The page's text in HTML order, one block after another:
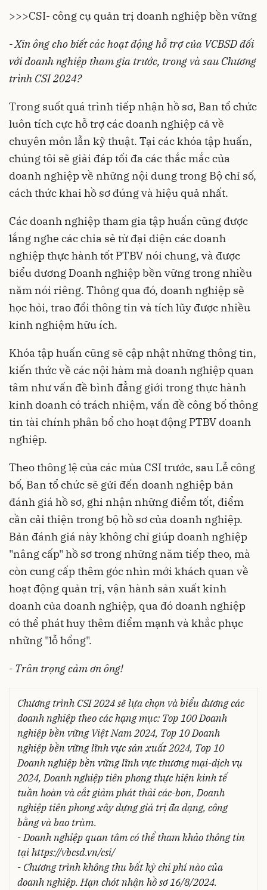
>>>CSI- công cụ quản trị doanh nghiệp bền vững
- Xin ông cho biết các hoạt động hỗ trợ của VCBSD đối
với doanh nghiệp tham gia trước, trong và sau Chương
trình CSI 2024?
Trong suốt quá trình tiếp nhận hồ sơ, Ban tổ chức
luôn tích cực hỗ trợ các doanh nghiệp cả về
chuyên môn lẫn kỹ thuật. Tại các khóa tập huấn,
chúng tôi sẽ giải đáp tối đa các thắc mắc của
doanh nghiệp về những nội dung trong Bộ chỉ số,
cách thức khai hồ sơ đúng và hiệu quả nhất.
Các doanh nghiệp tham gia tập huấn cũng được
lắng nghe các chia sẻ từ đại diện các doanh
nghiệp thực hành tốt PTBV nói chung, và được
biểu dương Doanh nghiệp bền vững trong nhiều
năm nói riêng. Thông qua đó, doanh nghiệp sẽ
học hỏi, trao đổi thông tin và tích lũy được nhiều
kinh nghiệm hữu ích.
Khóa tập huấn cũng sẽ cập nhật những thông tin,
kiến thức về các nội hàm mà doanh nghiệp quan
tâm như vấn đề bình đẳng giới trong thực hành
kinh doanh có trách nhiệm, vấn đề công bố thông
tin tài chính phân bổ cho hoạt động PTBV doanh
nghiệp.
Theo thông lệ của các mùa CSI trước, sau Lễ công
bố, Ban tổ chức sẽ gửi đến doanh nghiệp bản
đánh giá hồ sơ, ghi nhận những điểm tốt, điểm
cần cải thiện trong bộ hồ sơ của doanh nghiệp.
Bản đánh giá này không chỉ giúp doanh nghiệp
"nâng cấp" hồ sơ trong những năm tiếp theo, mà
còn cung cấp thêm góc nhìn mới khách quan về
hoạt động quản trị, vận hành sản xuất kinh
doanh của doanh nghiệp, qua đó doanh nghiệp
có thể phát huy thêm điểm mạnh và khắc phục
những "lỗ hổng".
- Trân trọng cảm ơn ông!
Chương trình CSI 2024 sẽ lựa chọn và biểu dương các
doanh nghiệp theo các hạng mục: Top 100 Doanh
nghiệp bền vững Việt Nam 2024, Top 10 Doanh
nghiệp bền vững lĩnh vực sản xuất 2024, Top 10
Doanh nghiệp bền vững lĩnh vực thương mại-dịch vụ
2024, Doanh nghiệp tiên phong thực hiện kinh tế
tuần hoàn và cắt giảm phát thải các-bon, Doanh
nghiệp tiên phong xây dựng giá trị đa dạng, công
bằng và bao trùm.
- Doanh nghiệp quan tâm có thể tham khảo thông tin
tại https://vbcsd.vn/csi/
- Chương trình không thu bất kỳ chi phí nào của
doanh nghiệp. Hạn chót nhận hồ sơ 16/8/2024.